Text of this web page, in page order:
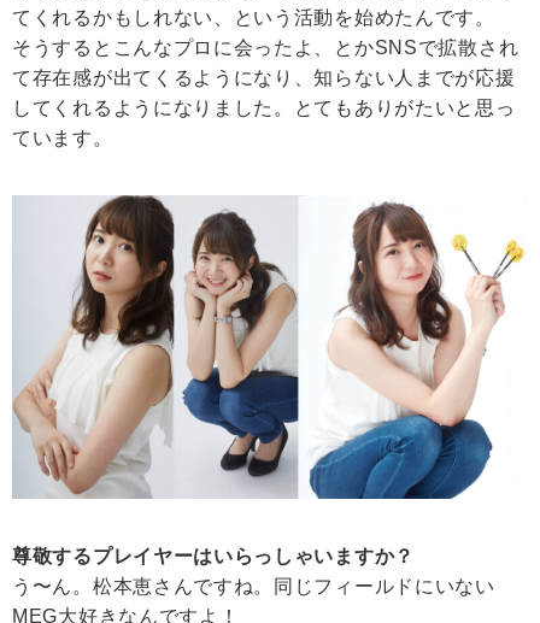
てくれるかもしれない、という活動を始めたんです。
そうするとこんなプロに会ったよ、とかSNSで拡散され
て存在感が出てくるようになり、知らない人までが応援
してくれるようになりました。とてもありがたいと思っ
ています。
尊敬するプレイヤーはいらっしゃいますか？
う〜ん。松本恵さんですね。同じフィールドにいない
MEG大好きなんですよ！